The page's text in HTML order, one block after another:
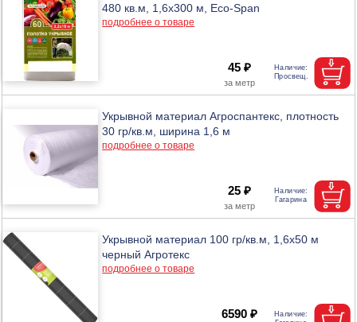
480 кв.м, 1,6х300 м, Eco-Span
подробнее о товаре
45 ₽
Укрывной материал Агроспантекс, плотность
30 гр/кв.м, ширина 1,6 м
подробнее о товаре
25 ₽
Укрывной материал 100 гр/кв.м, 1,6х50 м
черный Агротекс
подробнее о товаре
6590 ₽